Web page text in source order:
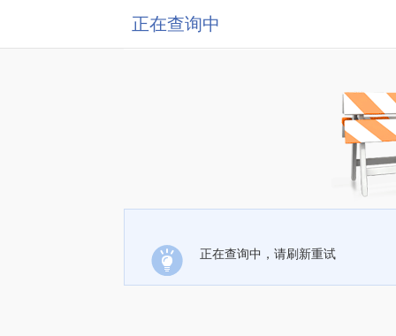
正在查询中
正在查询中，请刷新重试